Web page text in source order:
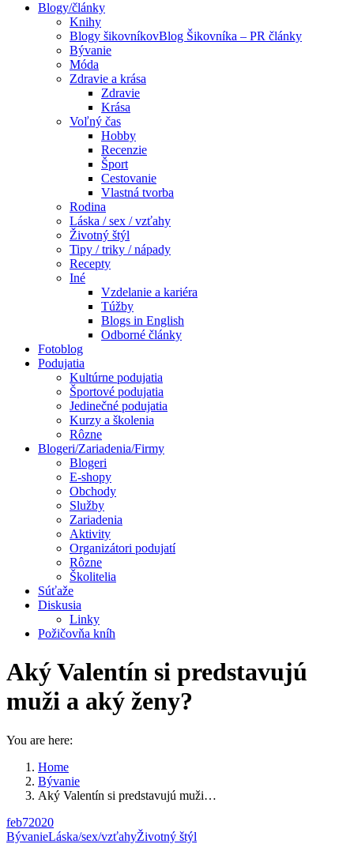
Blogy/články
Knihy
Blogy šikovníkovBlog Šikovníka – PR články
Bývanie
Móda
Zdravie a krása
Zdravie
Krása
Voľný čas
Hobby
Recenzie
Šport
Cestovanie
Vlastná tvorba
Rodina
Láska / sex / vzťahy
Životný štýl
Tipy / triky / nápady
Recepty
Iné
Vzdelanie a kariéra
Túžby
Blogs in English
Odborné články
Fotoblog
Podujatia
Kultúrne podujatia
Športové podujatia
Jedinečné podujatia
Kurzy a školenia
Rôzne
Blogeri/Zariadenia/Firmy
Blogeri
E-shopy
Obchody
Služby
Zariadenia
Aktivity
Organizátori podujatí
Rôzne
Školitelia
Súťaže
Diskusia
Linky
Požičovňa kníh
Aký Valentín si predstavujú
muži a aký ženy?
You are here:
Home
Bývanie
Aký Valentín si predstavujú muži…
feb72020
BývanieLáska/sex/vzťahyŽivotný štýl